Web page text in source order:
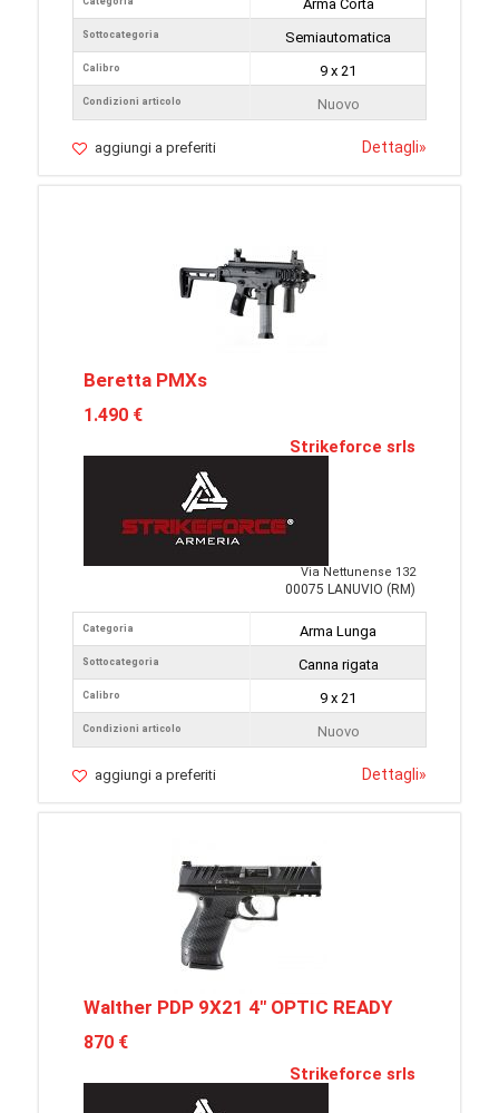
Sottocategoria
Calibro
Condizioni articolo
Arma Corta
Semiautomatica
9 x 21
Nuovo
aggiungi a preferiti Dettagli»
Beretta PMXs
1.490 €
Strikeforce srls
Via Nettunense 132
00075 LANUVIO (RM)
Categoria
Sottocategoria
Calibro
Condizioni articolo
Arma Lunga
Canna rigata
9 x 21
Nuovo
aggiungi a preferiti Dettagli»
Walther PDP 9X21 4" OPTIC READY
870 €
Strikeforce srls